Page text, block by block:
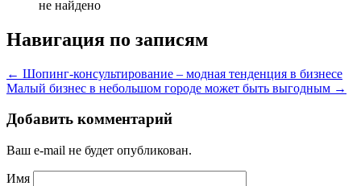
не найдено
Навигация по записям
← Шопинг-консультирование – модная тенденция в бизнесе
Малый бизнес в небольшом городе может быть выгодным →
Добавить комментарий
Ваш e-mail не будет опубликован.
Имя